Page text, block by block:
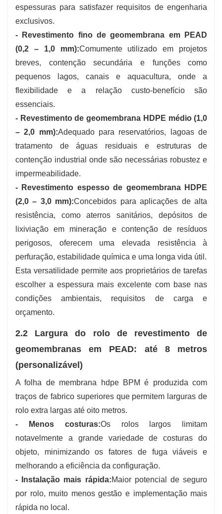
espessuras para satisfazer requisitos de engenharia
exclusivos.
- Revestimento fino de geomembrana em PEAD
(0,2 – 1,0 mm):Comumente utilizado em projetos
breves, contenção secundária e funções como
pequenos lagos, canais e aquacultura, onde a
flexibilidade e a relação custo-benefício são
essenciais.
- Revestimento de geomembrana HDPE médio (1,0
– 2,0 mm):Adequado para reservatórios, lagoas de
tratamento de águas residuais e estruturas de
contenção industrial onde são necessárias robustez e
impermeabilidade.
- Revestimento espesso de geomembrana HDPE
(2,0 – 3,0 mm):Concebidos para aplicações de alta
resistência, como aterros sanitários, depósitos de
lixiviação em mineração e contenção de resíduos
perigosos, oferecem uma elevada resistência à
perfuração, estabilidade química e uma longa vida útil.
Esta versatilidade permite aos proprietários de tarefas
escolher a espessura mais excelente com base nas
condições ambientais, requisitos de carga e
orçamento.
2.2 Largura do rolo de revestimento de
geomembranas em PEAD: até 8 metros
(personalizável)
A folha de membrana hdpe BPM é produzida com
traços de fabrico superiores que permitem larguras de
rolo extra largas até oito metros.
- Menos costuras:Os rolos largos limitam
notavelmente a grande variedade de costuras do
objeto, minimizando os fatores de fuga viáveis ​​e
melhorando a eficiência da configuração.
- Instalação mais rápida:Maior potencial de seguro
por rolo, muito menos gestão e implementação mais
rápida no local.